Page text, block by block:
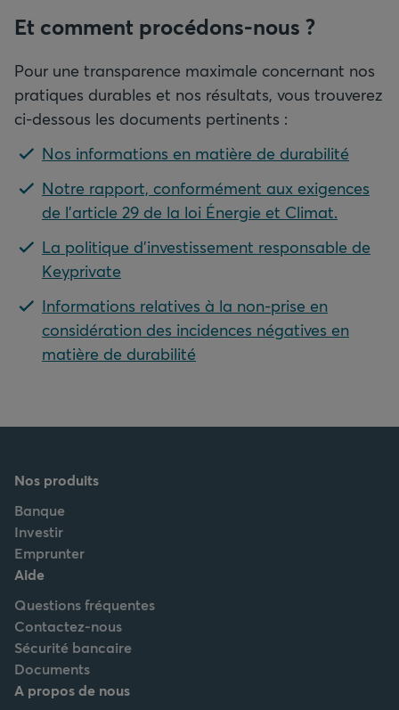
Et comment procédons-nous ?
Pour une transparence maximale concernant nos
pratiques durables et nos résultats, vous trouverez
ci-dessous les documents pertinents :
Nos informations en matière de durabilité
Notre rapport, conformément aux exigences
de l'article 29 de la loi Énergie et Climat.
La politique d'investissement responsable de
Keyprivate
Informations relatives à la non-prise en
considération des incidences négatives en
matière de durabilité
Nos produits
Banque
Investir
Emprunter
Aide
Questions fréquentes
Contactez-nous
Sécurité bancaire
Documents
A propos de nous